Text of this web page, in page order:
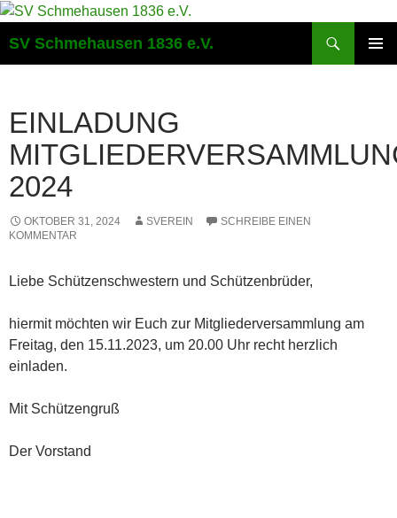
SV Schmehausen 1836 e.V.
EINLADUNG
2024
OKTOBER 31, 2024 SVEREIN
SCHREIBE EINEN
KOMMENTAR
Liebe Schützenschwestern und Schützenbrüder,
hiermit möchten wir Euch zur Mitgliederversammlung am
Freitag, den 15.11.2023, um 20.00 Uhr recht herzlich
einladen.
Mit Schützengruß
Der Vorstand